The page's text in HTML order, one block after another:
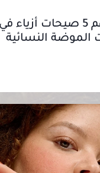
الموضة النسائية